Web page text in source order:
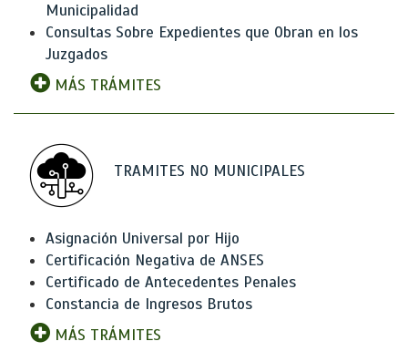
Municipalidad
Consultas Sobre Expedientes que Obran en los
Juzgados
MÁS TRÁMITES
TRAMITES NO MUNICIPALES
Asignación Universal por Hijo
Certificación Negativa de ANSES
Certificado de Antecedentes Penales
Constancia de Ingresos Brutos
MÁS TRÁMITES